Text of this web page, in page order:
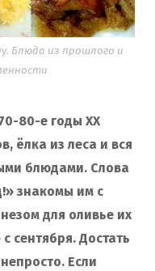
Блюда из прошлого и
80-е годы ХХ
ёлка из леса и вся
блюдами. Слова
знакомы им с
для оливье их
сентября. Достать
Если